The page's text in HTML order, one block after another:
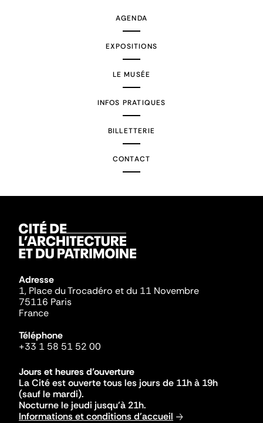
AGENDA
EXPOSITIONS
LE MUSÉE
INFOS PRATIQUES
BILLETTERIE
CONTACT
Adresse
1, Place du Trocadéro et du 11 Novembre
75116 Paris
France
Téléphone
+33 1 58 51 52 00
Jours et heures d'ouverture
La Cité est ouverte tous les jours de 11h à 19h
(sauf le mardi).
Nocturne le jeudi jusqu'à 21h.
Informations et conditions d'accueil